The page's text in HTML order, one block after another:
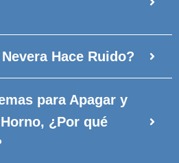
Hace Ruido?
para Apagar y
¿Por qué